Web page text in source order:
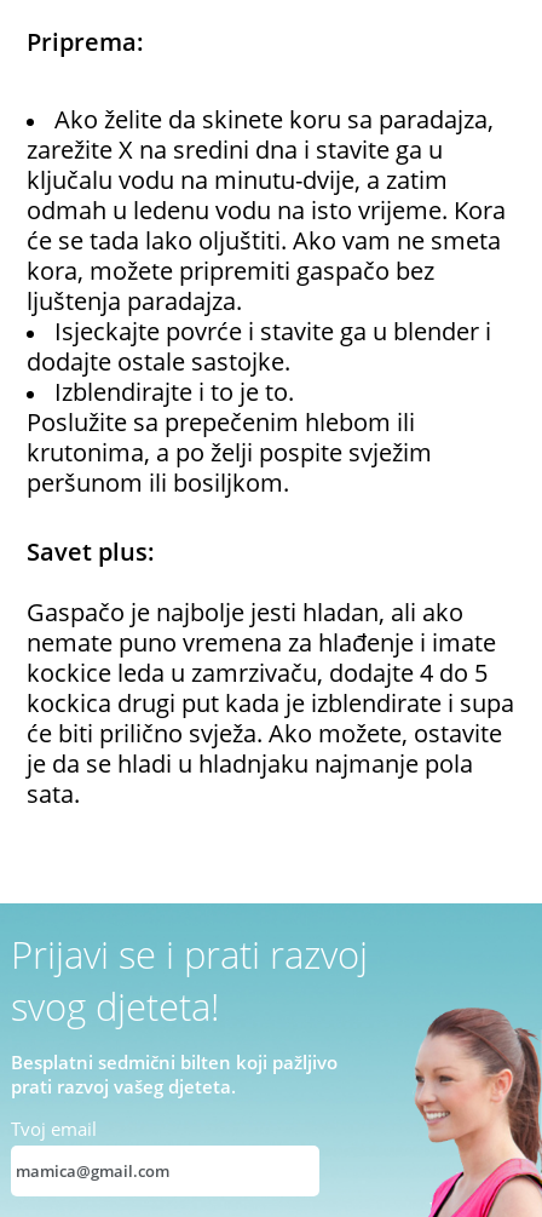
Priprema:
Ako želite da skinete koru sa paradajza,
zarežite X na sredini dna i stavite ga u
ključalu vodu na minutu-dvije, a zatim
odmah u ledenu vodu na isto vrijeme. Kora
će se tada lako oljuštiti. Ako vam ne smeta
kora, možete pripremiti gaspačo bez
ljuštenja paradajza.
Isjeckajte povrće i stavite ga u blender i
dodajte ostale sastojke.
Izblendirajte i to je to.
Poslužite sa prepečenim hlebom ili
krutonima, a po želji pospite svježim
peršunom ili bosiljkom.
Savet plus:
Gaspačo je najbolje jesti hladan, ali ako
nemate puno vremena za hlađenje i imate
kockice leda u zamrzivaču, dodajte 4 do 5
kockica drugi put kada je izblendirate i supa
će biti prilično svježa. Ako možete, ostavite
je da se hladi u hladnjaku najmanje pola
sata.
Prijavi se i prati razvoj
svog djeteta!
Besplatni sedmični bilten koji pažljivo
prati razvoj vašeg djeteta.
Tvoj email